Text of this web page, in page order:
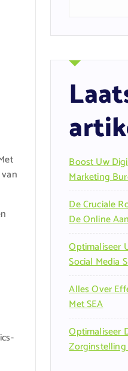
Boost Uw
Marketing
De Cruciale
De Online
Optimaliseer
Social Media
Alles Over
Met SEA
Optimaliseer
Zorginstelling